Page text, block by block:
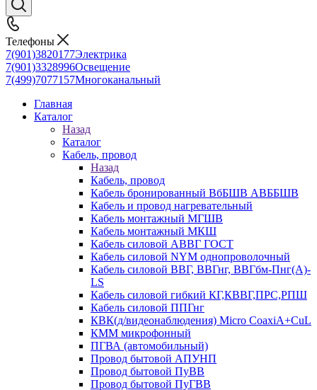
Телефоны
7(901)3820177Электрика
7(901)3328996Освещение
7(499)7077157Многоканальный
Главная
Каталог
Назад
Каталог
Кабель, провод
Назад
Кабель, провод
Кабель бронированный ВбБШВ АВББШВ
Кабель и провод нагревательный
Кабель монтажный МГШВ
Кабель монтажный МКШ
Кабель силовой АВВГ ГОСТ
Кабель силовой NYM однопроволочный
Кабель силовой ВВГ, ВВГнг, ВВГбм-Пнг(А)-
LS
Кабель силовой гибкий КГ,КВВГ,ПРС,РПШ
Кабель силовой ППГнг
КВК(д/видеонаблюдения) Micro CoaxiA+CuL
КММ микрофонный
ПГВА (автомобильный)
Провод бытовой АПУНП
Провод бытовой ПуВВ
Провод бытовой ПуГВВ